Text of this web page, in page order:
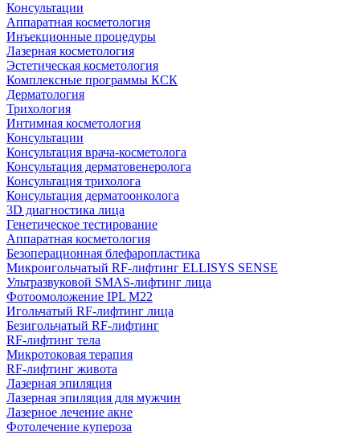
Консультации
Аппаратная косметология
Инъекционные процедуры
Лазерная косметология
Эстетическая косметология
Комплексные программы КСК
Дерматология
Трихология
Интимная косметология
Консультации
Консультация врача-косметолога
Консультация дерматовенеролога
Консультация трихолога
Консультация дерматоонколога
3D диагностика лица
Генетическое тестирование
Аппаратная косметология
Безоперационная блефаропластика
Микроигольчатый RF-лифтинг ELLISYS SENSE
Ультразвуковой SMAS-лифтинг лица
Фотоомоложение IPL M22
Игольчатый RF-лифтинг лица
Безигольчатый RF-лифтинг
RF-лифтинг тела
Микротоковая терапия
RF-лифтинг живота
Лазерная эпиляция
Лазерная эпиляция для мужчин
Лазерное лечение акне
Фотолечение купероза